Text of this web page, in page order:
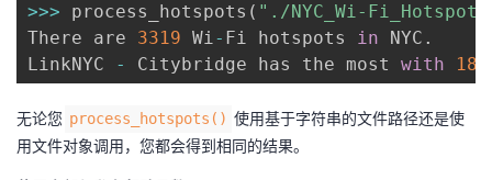
>>> process_hotspots ( "./NYC_Wi-
There are 3319 Wi- Fi hotspots in NYC .
LinkNYC
- Citybridge has the most with
无论您 process_hotspots() 使用基于字符串的文件路径还是使
用文件对象调用，您都会得到相同的结果。